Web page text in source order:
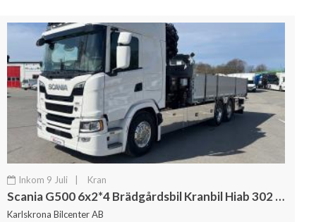
Inkom 9 Juli Kran
Scania G500 6x2*4 Brädgårdsbil Kranbil Hiab 302 Kran
Karlskrona Bilcenter AB